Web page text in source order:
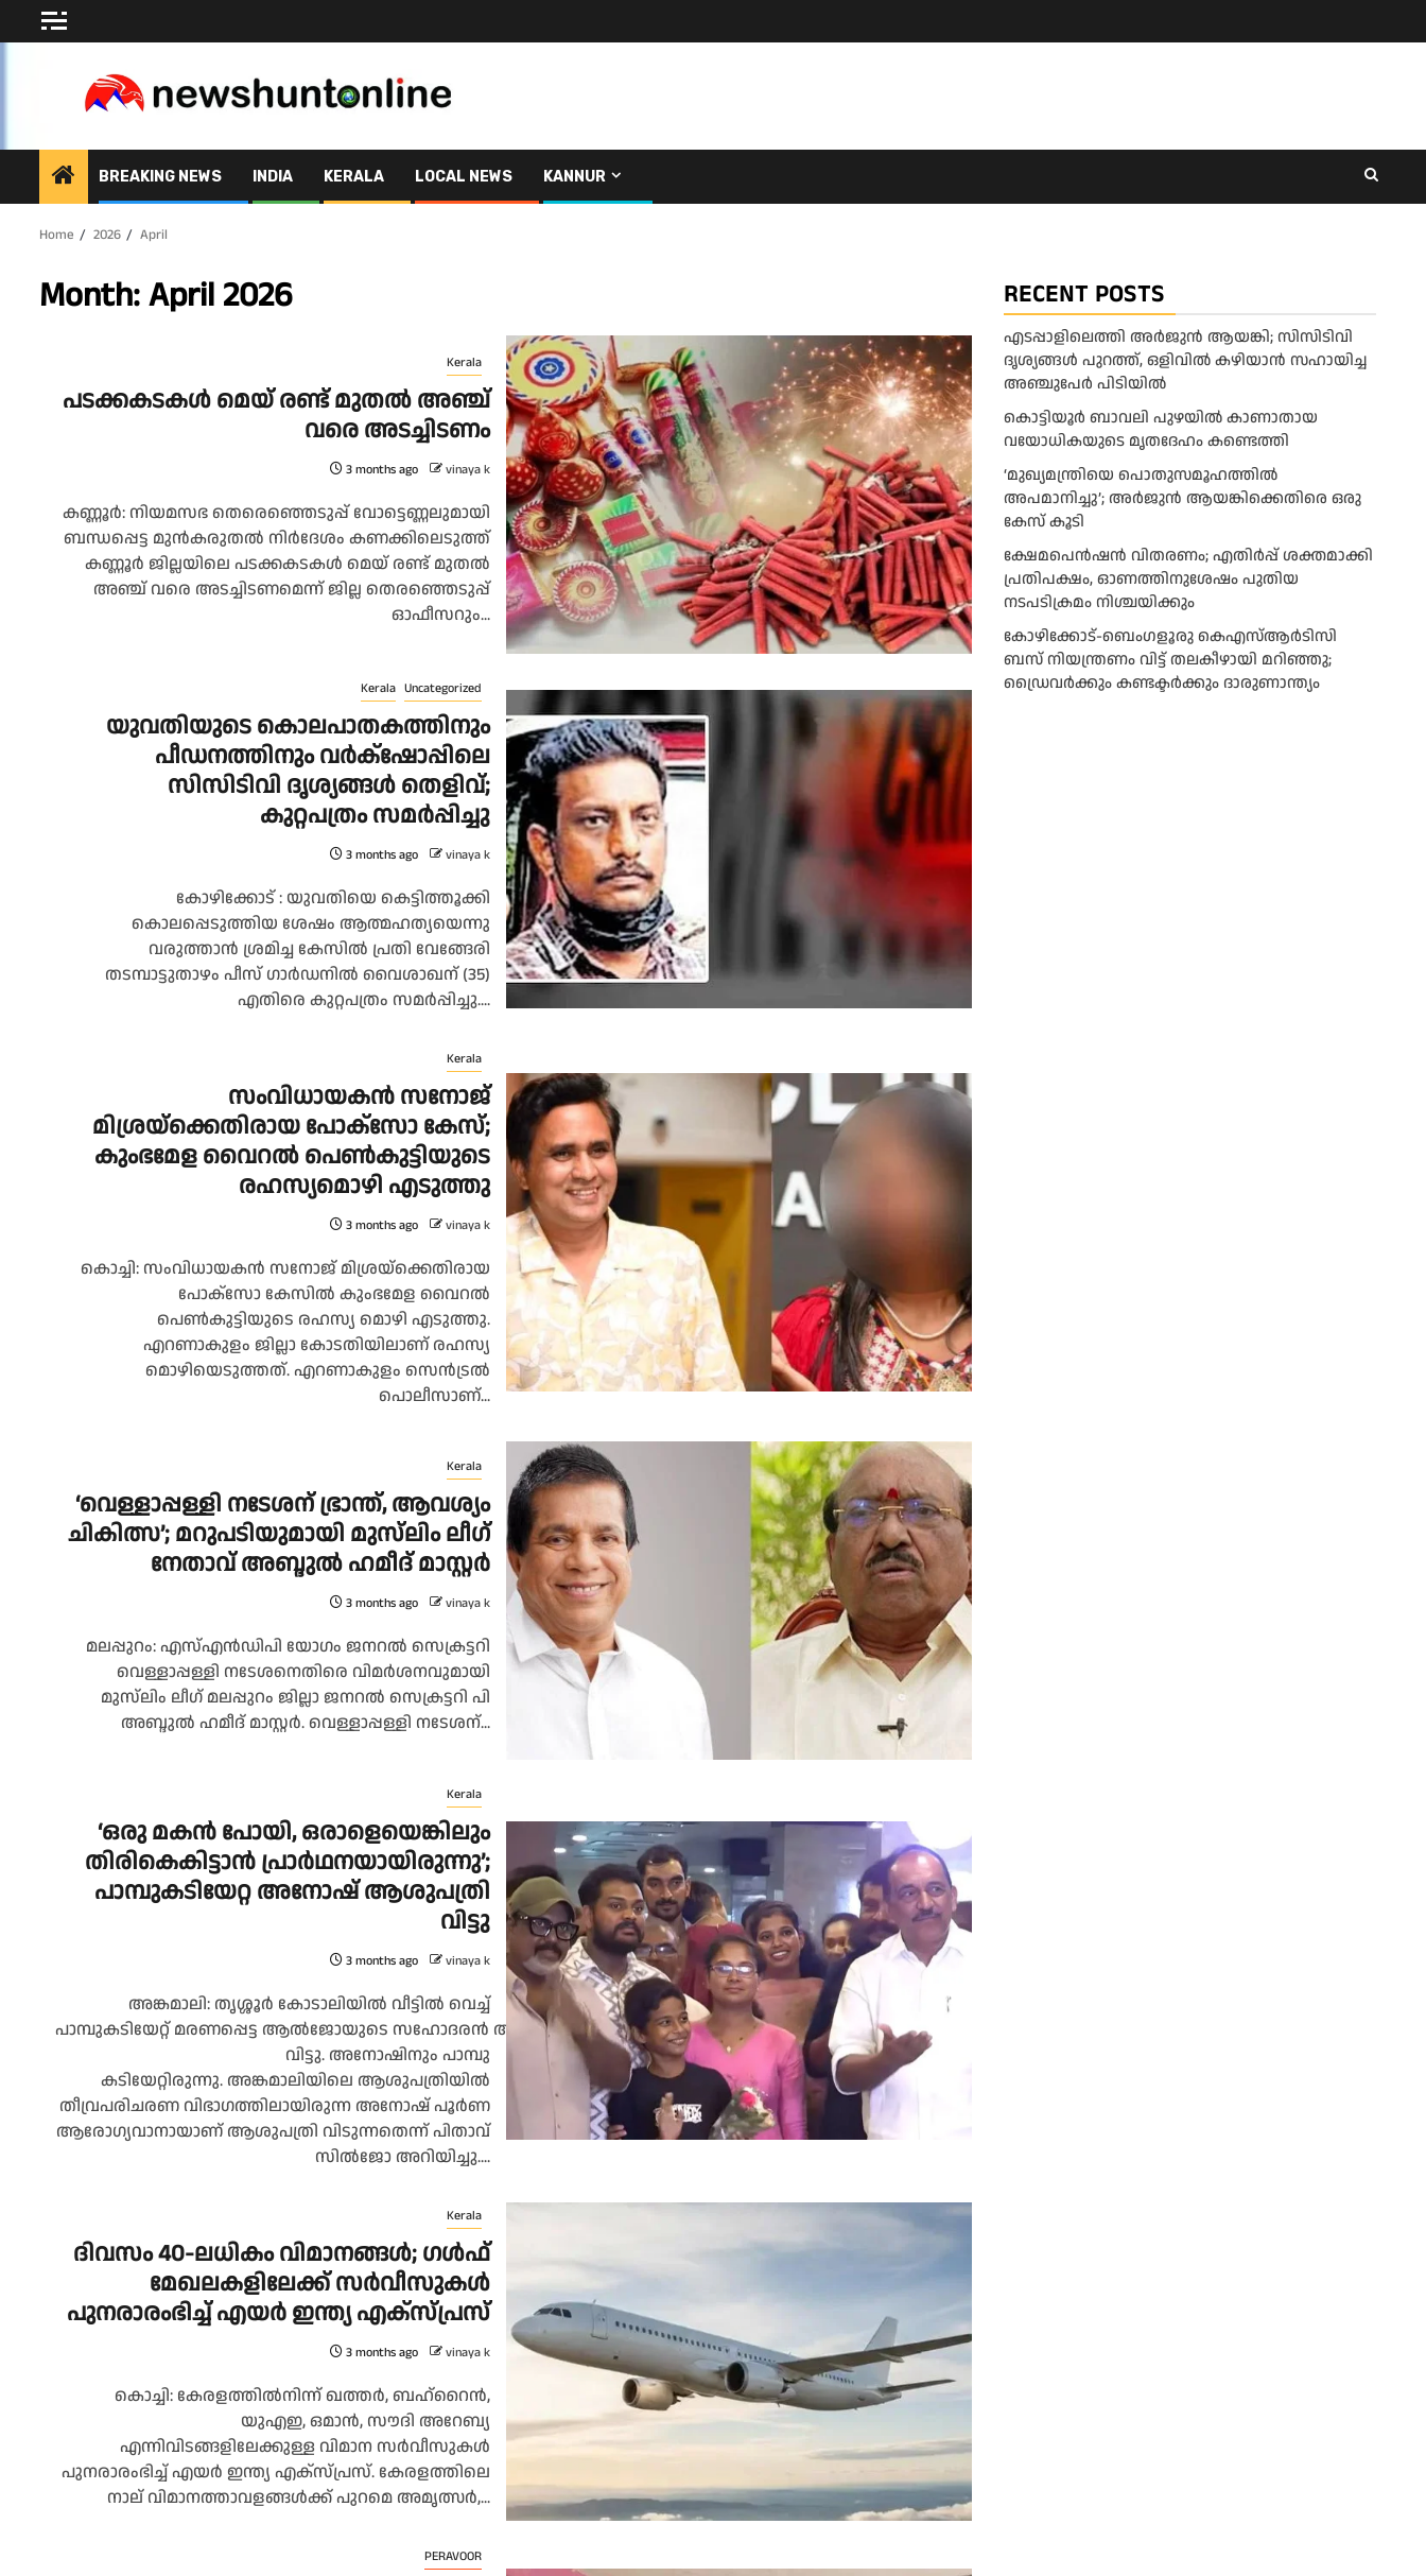
to
BREAKING NEWS INDIA KERALA LOCAL NEWS KANNUR
Home 2026 April
Month:April 2026
Kerala
പടക്കകടകൾ മെയ് രണ്ട് മുതൽ അഞ്ച്
വരെ അടച്ചിടണം
3 months ago vinaya k
കണ്ണൂർ: നിയമസഭ തെരെഞ്ഞെടുപ്പ് വോട്ടെണ്ണലുമായി
ബന്ധപ്പെട്ട മുൻകരുതൽ നിർദേശം കണക്കിലെടുത്ത്
കണ്ണൂർ ജില്ലയിലെ പടക്കകടകൾ മെയ് രണ്ട് മുതൽ
അഞ്ച് വരെ അടച്ചിടണമെന്ന് ജില്ല തെരഞ്ഞെടുപ്പ്
ഓഫീസറും...
Kerala Uncategorized
യുവതിയുടെ കൊലപാതകത്തിനും
പീഡനത്തിനും വർക്‌ഷോപ്പിലെ
സിസിടിവി ദൃശ്യങ്ങൾ തെളിവ്;
കുറ്റപത്രം സമർപ്പിച്ചു
3 months ago vinaya k
കോഴിക്കോട് : യുവതിയെ കെട്ടിത്തൂക്കി
കൊലപ്പെടുത്തിയ ശേഷം ആത്മഹത്യയെന്നു
വരുത്താൻ ശ്രമിച്ച കേസിൽ പ്രതി വേങ്ങേരി
തടമ്പാട്ടുതാഴം പീസ് ഗാർഡനിൽ വൈശാഖന് (35)
എതിരെ കുറ്റപത്രം സമർപ്പിച്ചു....
Kerala
സംവിധായകന്‍ സനോജ്
മിശ്രയ്‌ക്കെതിരായ പോക്‌സോ കേസ്;
കുംഭമേള വൈറല്‍ പെണ്‍കുട്ടിയുടെ
രഹസ്യമൊഴി എടുത്തു
3 months ago vinaya k
കൊച്ചി: സംവിധായകന്‍ സനോജ് മിശ്രയ്‌ക്കെതിരായ
പോക്‌സോ കേസില്‍ കുംഭമേള വൈറല്‍
പെണ്‍കുട്ടിയുടെ രഹസ്യ മൊഴി എടുത്തു.
എറണാകുളം ജില്ലാ കോടതിയിലാണ് രഹസ്യ
മൊഴിയെടുത്തത്. എറണാകുളം സെന്‍ട്രല്‍
പൊലീസാണ്...
Kerala
‘വെള്ളാപ്പള്ളി നടേശന് ഭ്രാന്ത്, ആവശ്യം
ചികിത്സ’; മറുപടിയുമായി മുസ്‌ലിം ലീഗ്
നേതാവ് അബ്ദുല്‍ ഹമീദ് മാസ്റ്റര്‍
3 months ago vinaya k
മലപ്പുറം: എസ്എന്‍ഡിപി യോഗം ജനറല്‍ സെക്രട്ടറി
വെള്ളാപ്പള്ളി നടേശനെതിരെ വിമര്‍ശനവുമായി
മുസ്‌ലിം ലീഗ് മലപ്പുറം ജില്ലാ ജനറല്‍ സെക്രട്ടറി പി
അബ്ദുല്‍ ഹമീദ് മാസ്റ്റര്‍. വെള്ളാപ്പള്ളി നടേശന്...
Kerala
‘ഒരു മകൻ പോയി, ഒരാളെയെങ്കിലും
തിരികെകിട്ടാൻ പ്രാർഥനയായിരുന്നു’;
പാമ്പുകടിയേറ്റ അനോഷ് ആശുപത്രി
വിട്ടു
3 months ago vinaya k
അങ്കമാലി: തൃശ്ശൂർ കോടാലിയിൽ വീട്ടിൽ വെച്ച്
പാമ്പുകടിയേറ്റ് മരണപ്പെട്ട ആൽജോയുടെ സഹോദരൻ അനോഷ് ആശുപത്രി
വിട്ടു. അനോഷിനും പാമ്പു
കടിയേറ്റിരുന്നു. അങ്കമാലിയിലെ ആശുപത്രിയിൽ
തീവ്രപരിചരണ വിഭാഗത്തിലായിരുന്ന അനോഷ് പൂർണ
ആരോഗ്യവാനായാണ് ആശുപത്രി വിടുന്നതെന്ന് പിതാവ്
സിൽജോ അറിയിച്ചു....
Kerala
ദിവസം 40-ലധികം വിമാനങ്ങൾ; ഗൾഫ്
മേഖലകളിലേക്ക് സർവീസുകൾ
പുനരാരംഭിച്ച് എയർ ഇന്ത്യ എക്സ്പ്രസ്
3 months ago vinaya k
കൊച്ചി: കേരളത്തിൽനിന്ന് ഖത്തർ, ബഹ്റൈൻ,
യുഎഇ, ഒമാൻ, സൗദി അറേബ്യ
എന്നിവിടങ്ങളിലേക്കുള്ള വിമാന സർവീസുകൾ
പുനരാരംഭിച്ച് എയർ ഇന്ത്യ എക്സ്പ്രസ്. കേരളത്തിലെ
നാല് വിമാനത്താവളങ്ങൾക്ക് പുറമെ അമൃത്സർ,...
PERAVOOR
RECENT POSTS
എടപ്പാളിലെത്തി അർജുൻ ആയങ്കി; സിസിടിവി
ദൃശ്യങ്ങൾ പുറത്ത്, ഒളിവിൽ കഴിയാൻ സഹായിച്ച
അഞ്ചുപേർ പിടിയിൽ
കൊട്ടിയൂർ ബാവലി പുഴയിൽ കാണാതായ
വയോധികയുടെ മൃതദേഹം കണ്ടെത്തി
‘മുഖ്യമന്ത്രിയെ പൊതുസമൂഹത്തിൽ
അപമാനിച്ചു’; അർജുൻ ആയങ്കിക്കെതിരെ ഒരു
കേസ് കൂടി
ക്ഷേമപെൻഷൻ വിതരണം; എതിർപ്പ് ശക്തമാക്കി
പ്രതിപക്ഷം, ഓണത്തിനുശേഷം പുതിയ
നടപടിക്രമം നിശ്ചയിക്കും
കോഴിക്കോട്-ബെംഗളൂരു കെഎസ്ആര്‍ടിസി
ബസ് നിയന്ത്രണം വിട്ട് തലകീഴായി മറിഞ്ഞു;
ഡ്രെെവർക്കും കണ്ടക്ടർക്കും ദാരുണാന്ത്യം